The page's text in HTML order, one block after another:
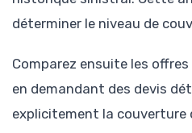
déterminer le niveau de
Comparez ensuite les
en demandant des devis
explicitement la couverture